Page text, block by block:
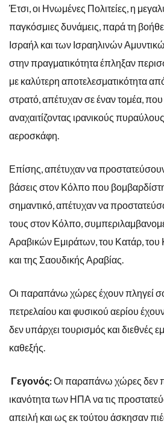
Έτσι, οι Ηνωμένες Πολιτείες, η
παγκόσμιες δυνάμεις, παρά τη
Ισραήλ και των Ισραηλινών
στην πραγματικότητα έπληξαν
με καλύτερη αποτελεσματικότητα
στρατό, απέτυχαν σε έναν τομέα, που
αναχαιτίζοντας ιρανικούς
αεροσκάφη.
Επίσης, απέτυχαν να προστατεύσουν
βάσεις στον Κόλπο που
σημαντικό, απέτυχαν να
τους στον Κόλπο,
Αραβικών Εμιράτων, του Κατάρ, του
και της Σαουδικής Αραβίας.
Οι παραπάνω χώρες έχουν πληγεί
πετρελαίου και φυσικού αερίου
δεν υπάρχει τουρισμός και διεθνές
καθεξής.
Γεγονός:Οι παραπάνω χώρες δεν
ικανότητα των ΗΠΑ να τις
απειλή και ως εκ τούτου άσκησαν